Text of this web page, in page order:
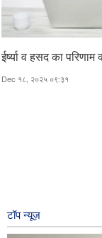
ईर्ष्या व हसद का
Dec १८, २०२५ ०९:३१
टॉप न्यूज़